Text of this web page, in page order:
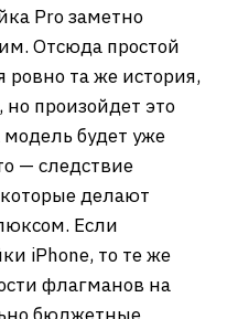
Pro заметно
Отсюда простой
ровно та же история,
но произойдет это
модель будет уже
— следствие
делают
Если
iPhone, то те же
флагманов на